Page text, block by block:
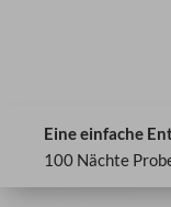
Eine einfache
100 Nächte